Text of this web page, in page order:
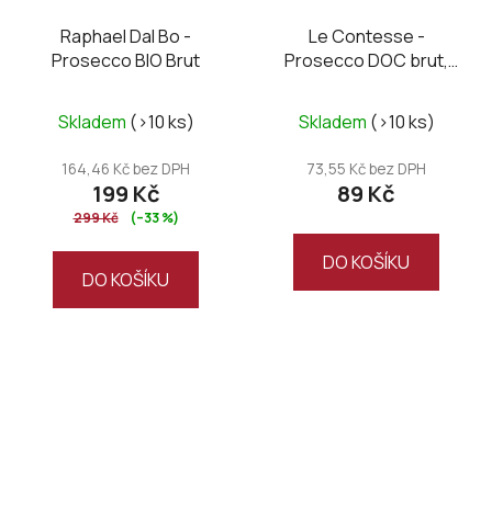
Raphael Dal Bo -
Prosecco BIO Brut
Skladem (>10 ks)
164,46 Kč bez DPH
199 Kč
299 Kč (–33 %)
DO KOŠÍKU
Le Contesse -
Prosecco DOC brut,
Skladem (>10 ks)
73,55 Kč bez DPH
89 Kč
DO KOŠÍKU